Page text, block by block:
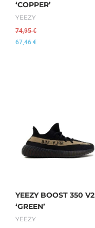
‘COPPER’
YEEZY
74,95€
67,46 €
YEEZY BOOST 350 V2
‘GREEN’
YEEZY